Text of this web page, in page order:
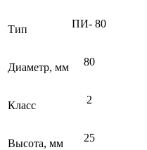
Тип ПИ- 80
Диаметр, мм 80
Класс 2
Высота, мм 25